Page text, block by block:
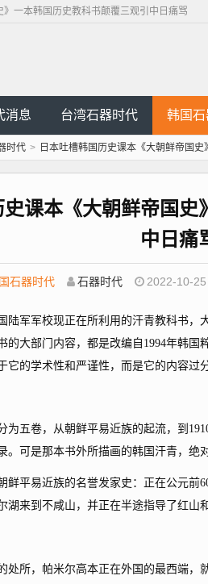
一本韩国历史教科书颠覆三观引中日痛骂
消息 台湾石器时代 韩国
时代 > 日本吐槽韩国历史课本《大朝鲜帝国
史课本《大朝鲜帝国史
中日痛
石器时代 石器时代 2022-10-
军军校现正在所利用的汗青教科书，
的大部门内容，都是改编自1994年韩
它的学术性和严谨性，而是它的内容过分
五卷，从朝鲜平易近族的起流，到
。可是那本书外所描画的韩国汗青，绝
平易近族的名誉发家史：正在公元前
湖来到不咸山，并正在半途指导了红山
所，帕米尔高本正在外国的最西端，